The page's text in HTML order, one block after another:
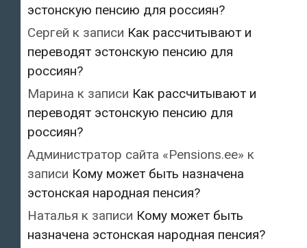
эстонскую пенсию для россиян?
Сергей к записи Как рассчитывают и
переводят эстонскую пенсию для
россиян?
Марина к записи Как рассчитывают и
переводят эстонскую пенсию для
россиян?
Администратор сайта «Pensions.ee» к
записи Кому может быть назначена
эстонская народная пенсия?
Наталья к записи Кому может быть
назначена эстонская народная пенсия?